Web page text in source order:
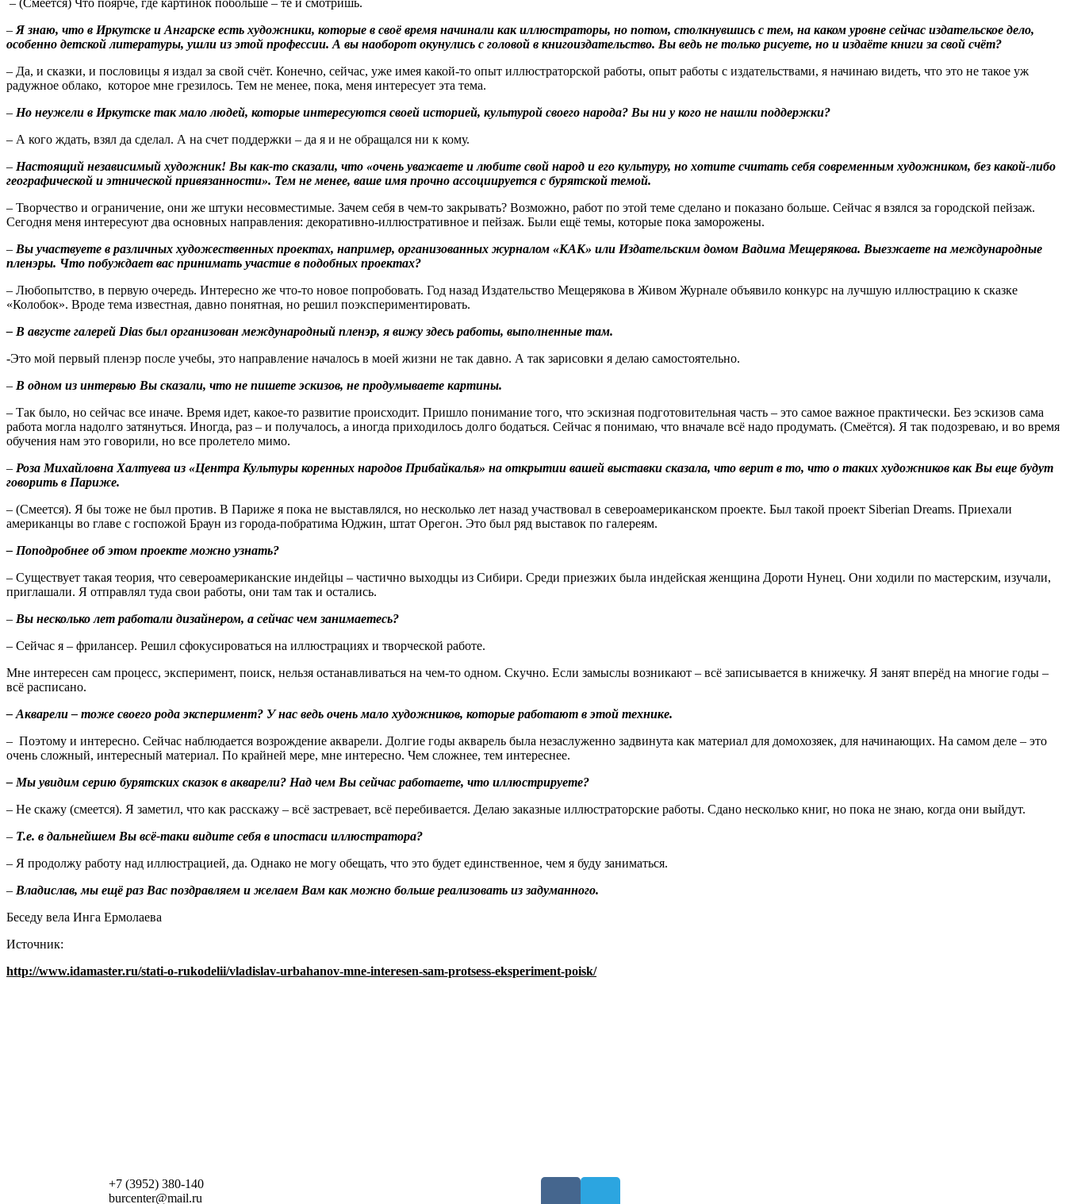
– (Смеется) Что поярче, где картинок побольше – те и смотришь.
– Я знаю, что в Иркутске и Ангарске есть художники, которые в своё время начинали как иллюстраторы, но потом, столкнувшись с тем, на каком уровне сейчас издательское дело,
особенно детской литературы, ушли из этой профессии. А вы наоборот окунулись с головой в книгоиздательство. Вы ведь не только рисуете, но и издаёте книги за свой счёт?
– Да, и сказки, и пословицы я издал за свой счёт. Конечно, сейчас, уже имея какой-то опыт иллюстраторской работы, опыт работы с издательствами, я начинаю видеть, что это не такое уж
радужное облако, которое мне грезилось. Тем не менее, пока, меня интересует эта тема.
– Но неужели в Иркутске так мало людей, которые интересуются своей историей, культурой своего народа? Вы ни у кого не нашли поддержки?
– А кого ждать, взял да сделал. А на счет поддержки – да я и не обращался ни к кому.
– Настоящий независимый художник! Вы как-то сказали, что «очень уважаете и любите свой народ и его культуру, но хотите считать себя современным художником, без какой-либо
географической и этнической привязанности». Тем не менее, ваше имя прочно ассоциируется с бурятской темой.
– Творчество и ограничение, они же штуки несовместимые. Зачем себя в чем-то закрывать? Возможно, работ по этой теме сделано и показано больше. Сейчас я взялся за городской пейзаж.
Сегодня меня интересуют два основных направления: декоративно-иллюстративное и пейзаж. Были ещё темы, которые пока заморожены.
– Вы участвуете в различных художественных проектах, например, организованных журналом «КАК» или Издательским домом Вадима Мещерякова. Выезжаете на международные
пленэры. Что побуждает вас принимать участие в подобных проектах?
– Любопытство, в первую очередь. Интересно же что-то новое попробовать. Год назад Издательство Мещерякова в Живом Журнале объявило конкурс на лучшую иллюстрацию к сказке
«Колобок». Вроде тема известная, давно понятная, но решил поэкспериментировать.
– В августе галерей Dias был организован международный пленэр, я вижу здесь работы, выполненные там.
-Это мой первый пленэр после учебы, это направление началось в моей жизни не так давно. А так зарисовки я делаю самостоятельно.
– В одном из интервью Вы сказали, что не пишете эскизов, не продумываете картины.
– Так было, но сейчас все иначе. Время идет, какое-то развитие происходит. Пришло понимание того, что эскизная подготовительная часть – это самое важное практически. Без эскизов сама
работа могла надолго затянуться. Иногда, раз – и получалось, а иногда приходилось долго бодаться. Сейчас я понимаю, что вначале всё надо продумать. (Смеётся). Я так подозреваю, и во время
обучения нам это говорили, но все пролетело мимо.
– Роза Михайловна Халтуева из «Центра Культуры коренных народов Прибайкалья» на открытии вашей выставки сказала, что верит в то, что о таких художников как Вы еще будут
говорить в Париже.
– (Смеется). Я бы тоже не был против. В Париже я пока не выставлялся, но несколько лет назад участвовал в североамериканском проекте. Был такой проект Siberian Dreams. Приехали
американцы во главе с госпожой Браун из города-побратима Юджин, штат Орегон. Это был ряд выставок по галереям.
– Поподробнее об этом проекте можно узнать?
– Существует такая теория, что североамериканские индейцы – частично выходцы из Сибири. Среди приезжих была индейская женщина Дороти Нунец. Они ходили по мастерским, изучали,
приглашали. Я отправлял туда свои работы, они там так и остались.
– Вы несколько лет работали дизайнером, а сейчас чем занимаетесь?
– Сейчас я – фрилансер. Решил сфокусироваться на иллюстрациях и творческой работе.
Мне интересен сам процесс, эксперимент, поиск, нельзя останавливаться на чем-то одном. Скучно. Если замыслы возникают – всё записывается в книжечку. Я занят вперёд на многие годы –
всё расписано.
– Акварели – тоже своего рода эксперимент? У нас ведь очень мало художников, которые работают в этой технике.
– Поэтому и интересно. Сейчас наблюдается возрождение акварели. Долгие годы акварель была незаслуженно задвинута как материал для домохозяек, для начинающих. На самом деле – это
очень сложный, интересный материал. По крайней мере, мне интересно. Чем сложнее, тем интереснее.
– Мы увидим серию бурятских сказок в акварели? Над чем Вы сейчас работаете, что иллюстрируете?
– Не скажу (смеется). Я заметил, что как расскажу – всё застревает, всё перебивается. Делаю заказные иллюстраторские работы. Сдано несколько книг, но пока не знаю, когда они выйдут.
– Т.е. в дальнейшем Вы всё-таки видите себя в ипостаси иллюстратора?
– Я продолжу работу над иллюстрацией, да. Однако не могу обещать, что это будет единственное, чем я буду заниматься.
– Владислав, мы ещё раз Вас поздравляем и желаем Вам как можно больше реализовать из задуманного.
Беседу вела Инга Ермолаева
Источник:
http://www.idamaster.ru/stati-o-rukodelii/vladislav-urbahanov-mne-interesen-sam-protsess-eksperiment-poisk/
+7 (3952) 380-140
burcenter@mail.ru